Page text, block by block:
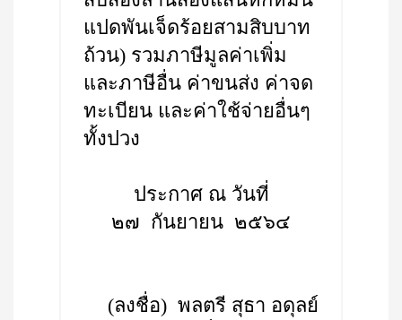
แปดพันเจ็ดร้อยสามสิบบาท
ถ้วน) รวมภาษีมูลค่าเพิ่ม
และภาษีอื่น ค่าขนส่ง ค่าจด
ทะเบียน และค่าใช้จ่ายอื่นๆ
ทั้งปวง
ประกาศ ณ วันที่
๒๗ กันยายน ๒๕๖๔
(ลงชื่อ) พลตรี สุธา อดุลย์